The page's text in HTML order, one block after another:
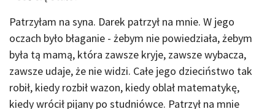
Patrzyłam na syna. Darek patrzył na mnie. W jego
oczach było błaganie - żebym nie powiedziała, żebym
była tą mamą, która zawsze kryje, zawsze wybacza,
zawsze udaje, że nie widzi. Całe jego dzieciństwo tak
robił, kiedy rozbił wazon, kiedy oblał matematykę,
kiedy wrócił pijany po studniówce. Patrzył na mnie